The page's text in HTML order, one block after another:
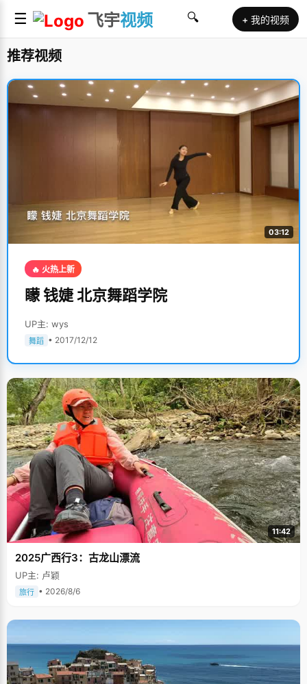
☰ 飞宇视频 🔍 + 我的视频
推荐视频
03:12
🔥 火热上新
矇 钱婕 北京舞蹈学院
UP主: wys
舞蹈 • 2017/12/12
11:42
2025广西行3：古龙山漂流
UP主: 卢颖
旅行 • 2026/8/6